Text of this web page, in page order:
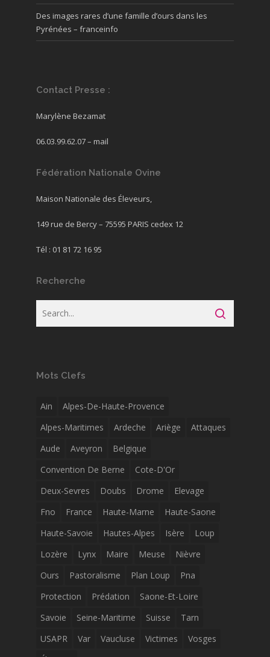
Des images rares d’une famille d’ours dans les
Pyrénées – franceinfo
Contact Presse :
Marylène Bezamat
06.03.99.62.07 – mail
Fédération Nationale Ovine
Maison Nationale des Éleveurs,
149 rue de Bercy – 75595 PARIS cedex 12
Tél : 01 81 72 16 95
Recherche
Mots Clefs
Ain
Alpes-De-Haute-Provence
Alpes-Maritimes
Ardeche Ariège
Attaques
Aude
Aveyron
Belgique
Convention De Berne
Cote-D'Or
Deux-Sevres
Doubs Drome
Elevage
Fno
France Haute-Marne
Haute-Saone
Haute-Savoie
Hautes-Alpes Isère
Loup
Lozère
Lynx Maire Meuse
Nièvre
Ours
Pastoralisme Plan Loup
Pna
Protection
Prédation
Saone-Et-Loire
Savoie
Seine-Maritime Suisse
Tarn
USAPR
Var Vaucluse Victimes
Vosges